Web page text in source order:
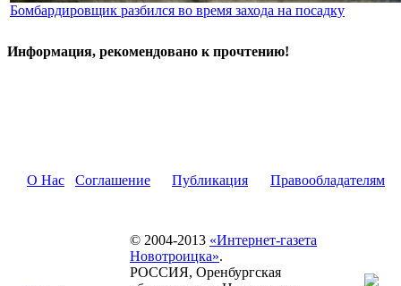
Бомбардировщик разбился во время захода на посадку
Информация, рекомендовано к прочтению!
О Нас Соглашение Публикация Правообладателям
© 2004-2013 «Интернет-газета
Новотроицка».
РОССИЯ, Оренбургская